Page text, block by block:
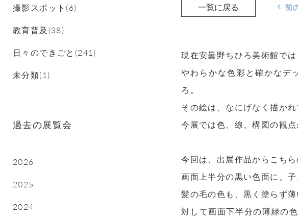
一覧に戻る 前
現在安曇野ちひろ美術館で
やわらかな色彩と確かなデ
ろ。
その絵は、なにげなく描か
今展では色、線、構図の観
今回は、出展作品からこちら
画面上半分の黒い色面に、
髪の毛の色も、黒く塗らず
対して画面下半分の薄緑の
撮影スポット(6)
教育普及(38)
日々のできごと(241)
未分類(1)
過去の展覧会
2026
2025
2024